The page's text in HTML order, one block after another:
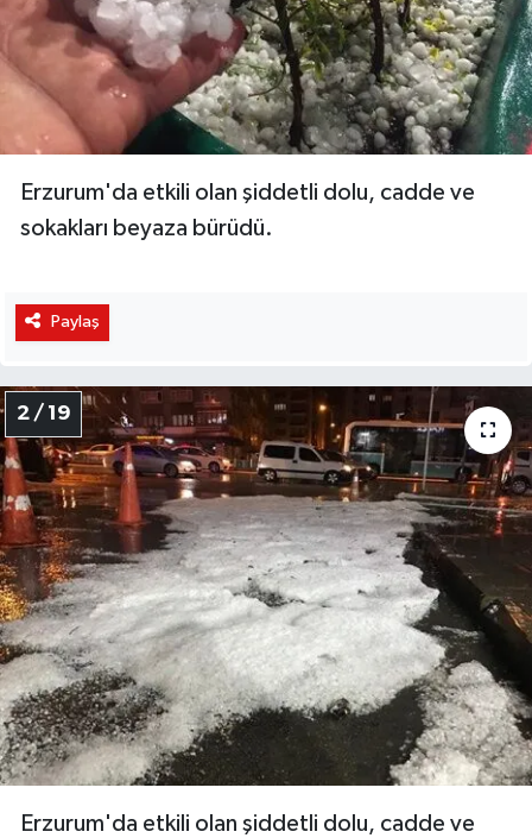
Erzurum'da etkili olan şiddetli dolu, cadde ve
sokakları beyaza bürüdü.
Paylaş
2 / 19
Erzurum'da etkili olan şiddetli dolu, cadde ve
YEREL